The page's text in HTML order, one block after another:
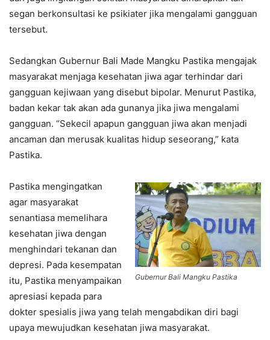
segan berkonsultasi ke psikiater jika mengalami gangguan
tersebut.
Sedangkan Gubernur Bali Made Mangku Pastika mengajak
masyarakat menjaga kesehatan jiwa agar terhindar dari
gangguan kejiwaan yang disebut bipolar. Menurut Pastika,
badan kekar tak akan ada gunanya jika jiwa mengalami
gangguan. “Sekecil apapun gangguan jiwa akan menjadi
ancaman dan merusak kualitas hidup seseorang,” kata
Pastika.
Gubernur Bali Mangku Pastika
Pastika mengingatkan
agar masyarakat
senantiasa memelihara
kesehatan jiwa dengan
menghindari tekanan dan
depresi. Pada kesempatan
itu, Pastika menyampaikan
apresiasi kepada para
dokter spesialis jiwa yang telah mengabdikan diri bagi
upaya mewujudkan kesehatan jiwa masyarakat.